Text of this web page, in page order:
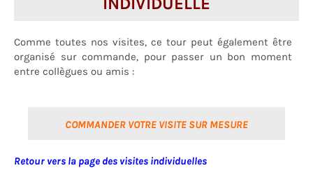
Comme toutes nos visites, ce tour peut également être
organisé sur commande, pour passer un bon moment
entre collègues ou amis :
COMMANDER VOTRE VISITE SUR MESURE
Retour vers la page des visites individuelles